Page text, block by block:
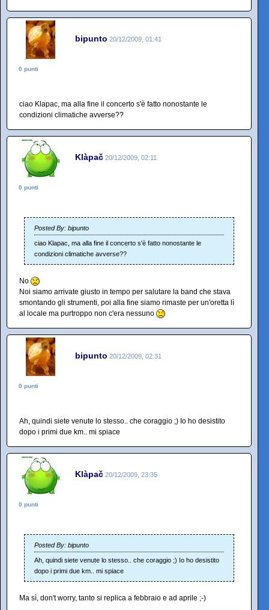
bipunto 20/12/2009, 01:41
0 punti
ciao Klapac, ma alla fine il concerto s'è fatto nonostante le
condizioni climatiche avverse??
Klàpač 20/12/2009, 02:11
0 punti
Posted By: bipunto
ciao Klapac, ma alla fine il concerto s'è fatto nonostante le
condizioni climatiche avverse??
No
Noi siamo arrivate giusto in tempo per salutare la band che stava
smontando gli strumenti, poi alla fine siamo rimaste per un'oretta lì
al locale ma purtroppo non c'era nessuno
bipunto 20/12/2009, 02:31
0 punti
Ah, quindi siete venute lo stesso.. che coraggio ;) Io ho desistito
dopo i primi due km.. mi spiace
Klàpač 20/12/2009, 23:35
0 punti
Posted By: bipunto
Ah, quindi siete venute lo stesso.. che coraggio ;) Io ho desistito
dopo i primi due km.. mi spiace
Ma sì, don't worry, tanto si replica a febbraio e ad aprile ;-)